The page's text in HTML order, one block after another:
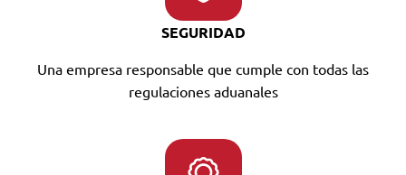
SEGURIDAD
Una empresa responsable que cumple con todas las
regulaciones aduanales